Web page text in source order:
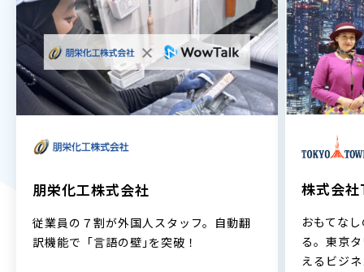
朋栄化工株式会社
従業員の７割が外国人スタッフ。自動翻
訳機能で「言語の壁｣を突破！
株式会
おもてな
る。東京
えるビジ